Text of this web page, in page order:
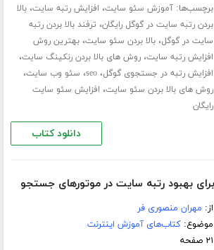
برچسب‌ها:آموزش سئو سایت، افزایش رتبه سایت،بالا
بردن رتبه سایت در گوگل رایگان، ترفند بالا بردن رتبه
سایت در گوگل،بالا بردن سئو سایت،بهترین روش
افزایش رتبه سایت،روش های بالا بردن رنکینگ سایت،
افزایش رتبه در جستجوی گوگل،seo، سئو وب سایت،
روش های بالا بردن سئو سایت، افزایش سئو سایت
رایگان
دانلود کتاب
از: مهران منصوری فر
موضوع:کتاب‌های آموزش اینترنت
۲۱ صفحه